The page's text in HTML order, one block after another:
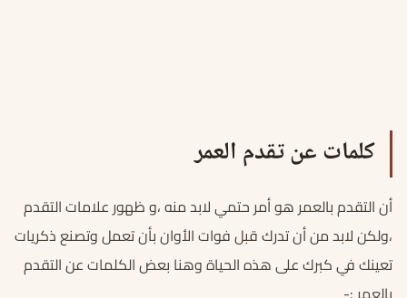
كلمات عن تقدم العمر
أن التقدم بالعمر هو أمر حتمي لابد منه ،و ظهور علامات التقدم
،ولكن لابد من أن تدرك قبل فوات الأوان بأن تعمل وتصنع ذكريات
تعينك في كبرك على هذه الحياة وهنا بعض الكلمات عن التقدم